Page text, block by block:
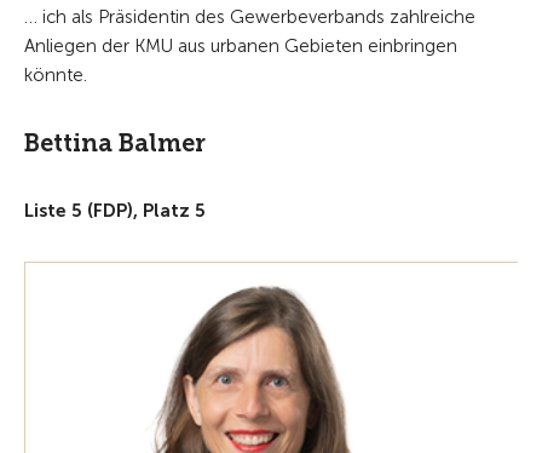
… ich als Präsidentin des Gewerbeverbands zahlreiche
Anliegen der KMU aus urbanen Gebieten einbringen
könnte.
Bettina Balmer
Liste 5 (FDP), Platz 5